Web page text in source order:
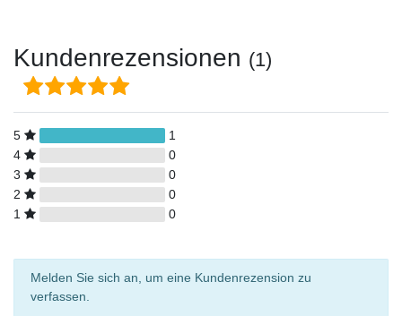
Kundenrezensionen (1)
5
1
4
0
3
0
2
0
1
0
Melden Sie sich an, um eine Kundenrezension zu
verfassen.